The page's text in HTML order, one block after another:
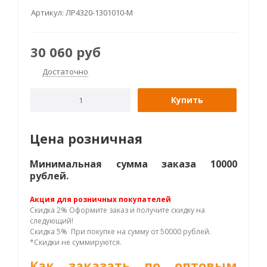
Артикул: ЛР4320-1301010-М
30 060 руб
Достаточно
Купить
Цена розничная
Минимальная сумма заказа 10000
рублей.
Акция для розничных покупателей
Скидка 2% Оформите заказ и получите скидку на
следующий!
Скидка 5% При покупке на сумму от 50000 рублей.
*Скидки не суммируются.